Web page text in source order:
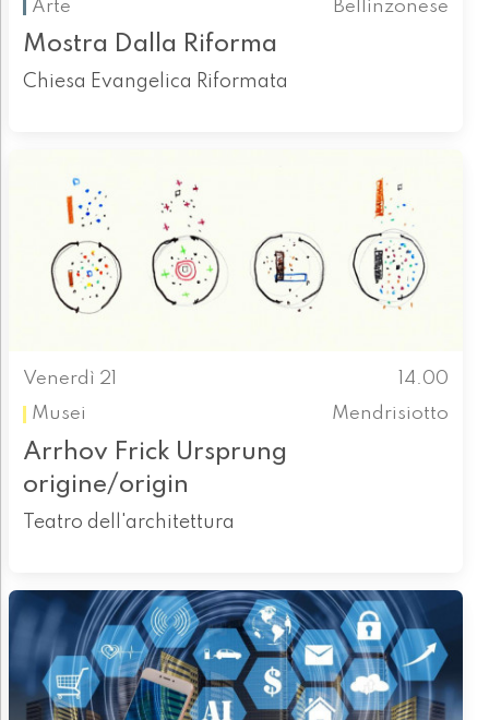
Arte Bellinzonese
Mostra Dalla Riforma
Chiesa Evangelica Riformata
Venerdì 21
14.00
Musei
Mendrisiotto
Arrhov Frick Ursprung
origine/origin
Teatro dell'architettura